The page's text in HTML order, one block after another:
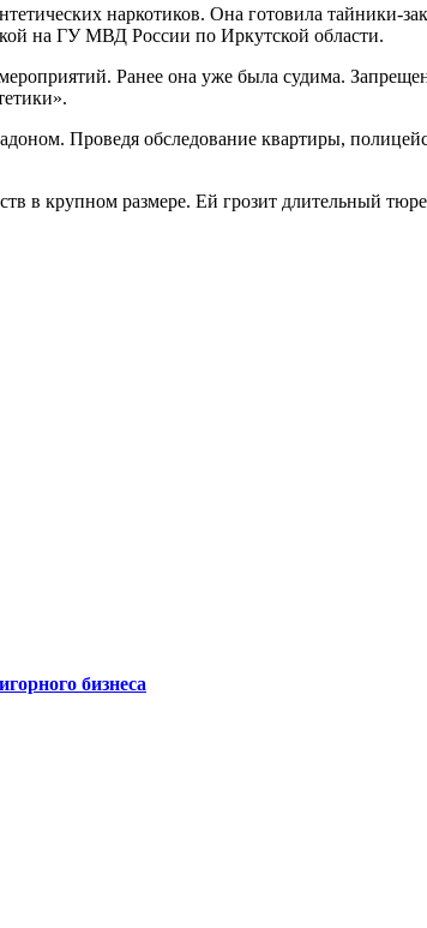
наркотиков. Она готовила тайники-
на ГУ МВД России по Иркутской области.
Ранее она уже была судима.
Проведя обследование квартиры,
в крупном размере. Ей грозит длительный
бизнеса